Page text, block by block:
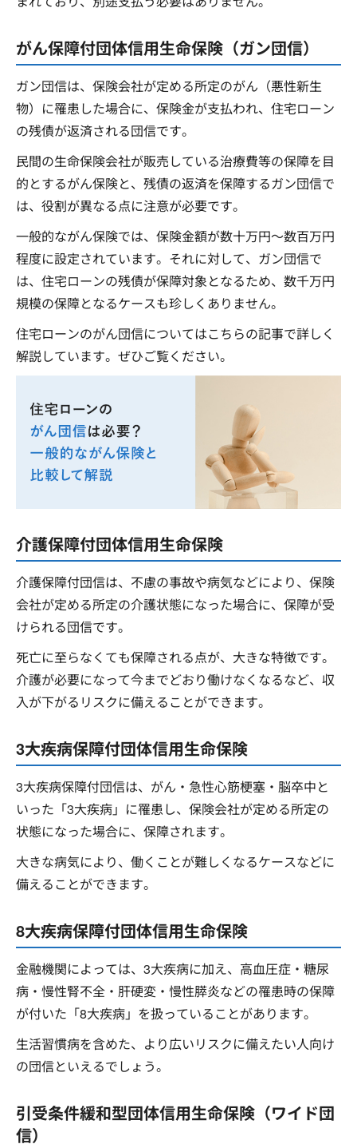
がん保障付団体信用生命保険（ガン団信）
ガン団信は、保険会社が定める所定のがん（悪性新生
物）に罹患した場合に、保険金が支払われ、住宅ローン
の残債が返済される団信です。
民間の生命保険会社が販売している治療費等の保障を目
的とするがん保険と、残債の返済を保障するガン団信で
は、役割が異なる点に注意が必要です。
一般的ながん保険では、保険金額が数十万円～数百万円
程度に設定されています。それに対して、ガン団信で
は、住宅ローンの残債が保障対象となるため、数千万円
規模の保障となるケースも珍しくありません。
住宅ローンのがん団信についてはこちらの記事で詳しく
解説しています。ぜひご覧ください。
介護保障付団体信用生命保険
介護保障付団信は、不慮の事故や病気などにより、保険
会社が定める所定の介護状態になった場合に、保障が受
けられる団信です。
死亡に至らなくても保障される点が、大きな特徴です。
介護が必要になって今までどおり働けなくなるなど、収
入が下がるリスクに備えることができます。
3大疾病保障付団体信用生命保険
3大疾病保障付団信は、がん・急性心筋梗塞・脳卒中と
いった「3大疾病」に罹患し、保険会社が定める所定の
状態になった場合に、保障されます。
大きな病気により、働くことが難しくなるケースなどに
備えることができます。
8大疾病保障付団体信用生命保険
金融機関によっては、3大疾病に加え、高血圧症・糖尿
病・慢性腎不全・肝硬変・慢性膵炎などの罹患時の保障
が付いた「8大疾病」を扱っていることがあります。
生活習慣病を含めた、より広いリスクに備えたい人向け
の団信といえるでしょう。
引受条件緩和型団体信用生命保険（ワイド団
信）